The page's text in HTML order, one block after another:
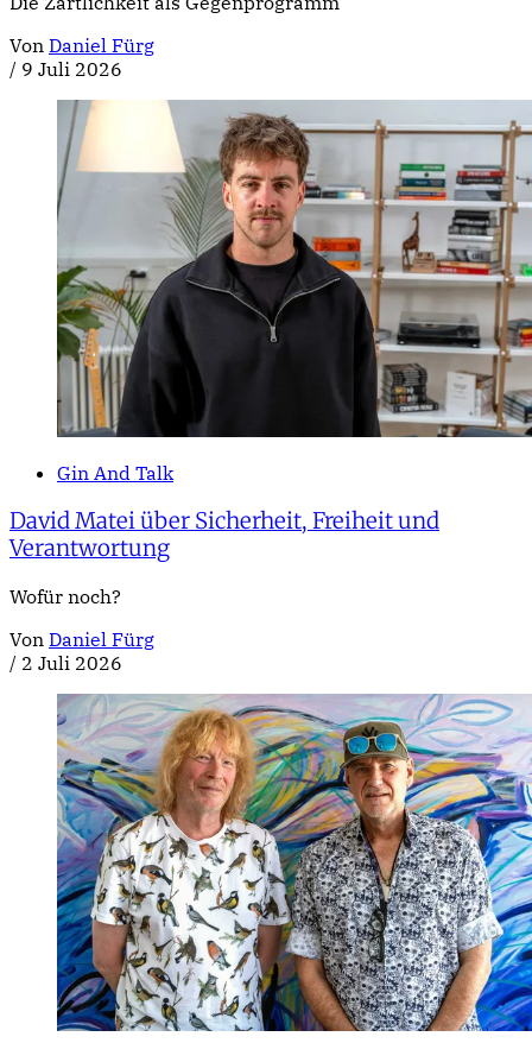
Von Daniel Fürg
/ 9 Juli 2026
Gin And Talk
David Matei über Sicherheit, Freiheit und
Verantwortung
Wofür noch?
Von Daniel Fürg
/ 2 Juli 2026